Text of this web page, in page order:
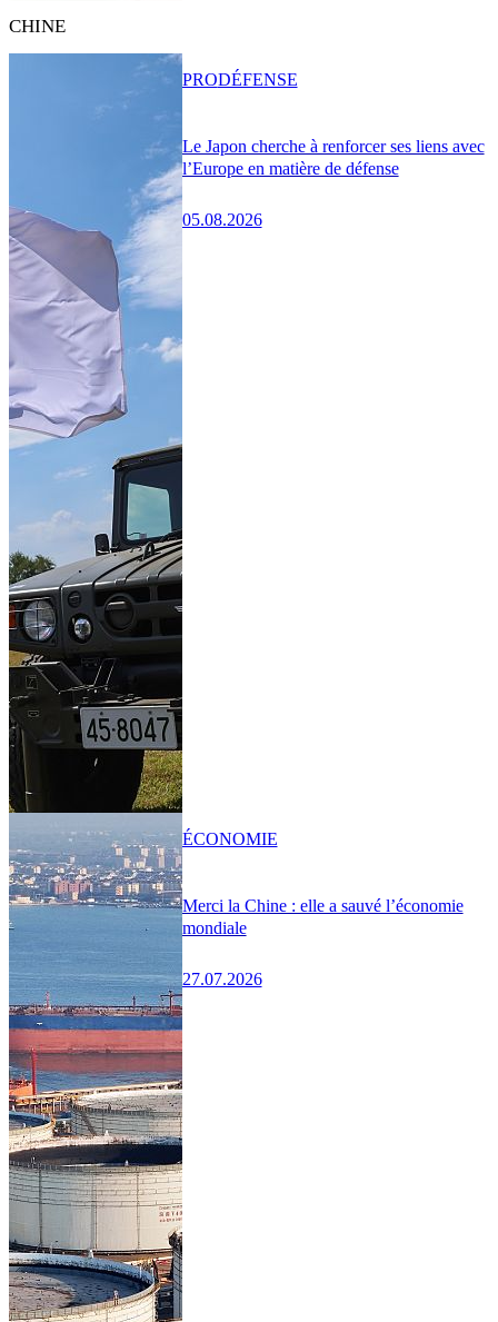
CHINE
Le Japon cherche à renforcer ses liens avec
l’Europe en matière de défense
05.08.2026
PRODÉFENSE
Merci la Chine : elle a sauvé l’économie
mondiale
27.07.2026
ÉCONOMIE